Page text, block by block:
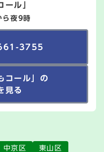
ール」
夜9時
3755
コール」の
見る
中京区
東山区